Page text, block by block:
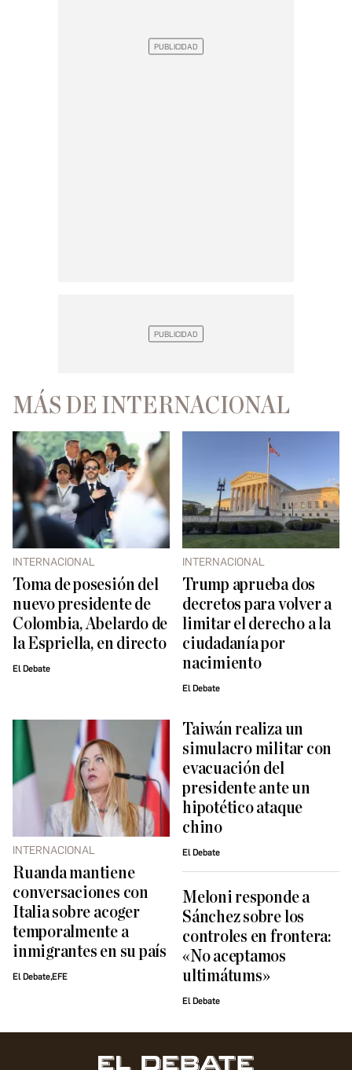
MÁS DE INTERNACIONAL
INTERNACIONAL
Toma de posesión del
nuevo presidente de
Colombia, Abelardo de
la Espriella, en directo
El Debate
INTERNACIONAL
Trump aprueba dos
decretos para volver a
limitar el derecho a la
ciudadanía por
nacimiento
El Debate
INTERNACIONAL
Ruanda mantiene
conversaciones con
Italia sobre acoger
temporalmente a
inmigrantes en su país
El Debate,EFE
Taiwán realiza un
simulacro militar con
evacuación del
presidente ante un
hipotético ataque
chino
El Debate
Meloni responde a
Sánchez sobre los
controles en frontera:
«No aceptamos
ultimátums»
El Debate